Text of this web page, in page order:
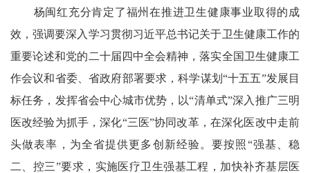
杨闽红充分肯定了福州在推进卫生健康事业取得的成
效，强调要深入学习贯彻习近平总书记关于卫生健康工作的
重要论述和党的二十届四中全会精神，落实全国卫生健康工
作会议和省委、省政府部署要求，科学谋划“十五五”发展目
标任务，发挥省会中心城市优势，以“清单式”深入推广三明
医改经验为抓手，深化“三医”协同改革，在深化医改中走前
头做表率，为全省提供更多创新经验。要按照“强基、稳
二、控三”要求，实施医疗卫生强基工程，加快补齐基层医